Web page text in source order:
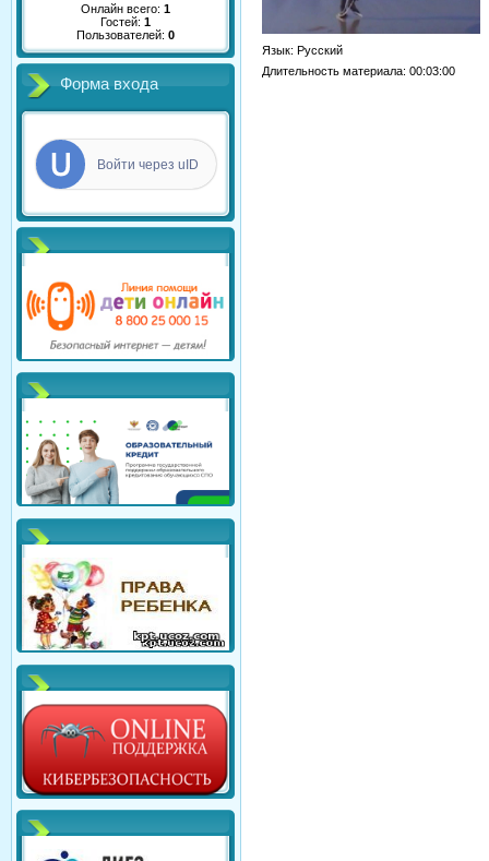
Онлайн всего: 1
Гостей: 1
Пользователей: 0
Форма входа
Войти через uID
Язык: Русский
Длительность материала: 00:03:00